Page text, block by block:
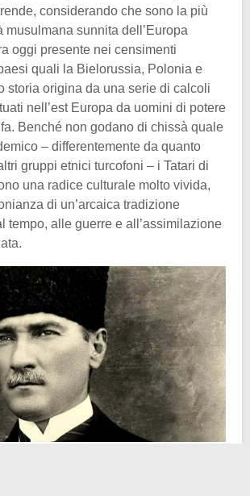
considerando che sono la più
musulmana sunnita dell’Europa
oggi presente nei censimenti
quali la Bielorussia, Polonia e
storia origina da una serie di calcoli
nell’est Europa da uomini di potere
Benché non godano di chissà quale
– differentemente da quanto
gruppi etnici turcofoni – i Tatari di
una radice culturale molto vivida,
di un’arcaica tradizione
tempo, alle guerre e all’assimilazione